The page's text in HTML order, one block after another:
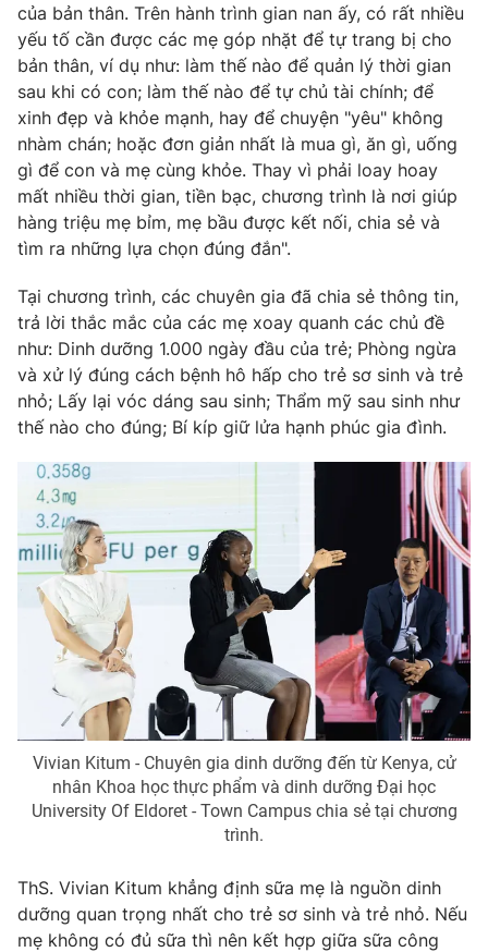
Emagazine Podcast
Photo Infographic
Video Shorts video
VTV Money VTV Thể thao
Thị trường 24h Tấm lòng Việt
VTV4 Vươn mình bằng AI
VTV9 VTV8
Liên hệ tòa soạn English
THỜI BÁO VTV
Theo dõi báo trên
Cơ quan chủ quản:Đài Truyền hình Việt Nam
Cơ quan báo chí:Thời báo VTV
Giấy phép hoạt động báo in và báo điện tử số 483/GP-BTTTT
Tổng Biên tập:Vũ Thanh Thủy
Phó Tổng Biên tập:Nguyễn Thị Mỹ Hạnh, Phạm Quốc Thắng,
Nguyễn Trọng Ninh
của bản thân. Trên hành trình gian nan ấy, có rất nhiều
yếu tố cần được các mẹ góp nhặt để tự trang bị cho
bản thân, ví dụ như: làm thế nào để quản lý thời gian
sau khi có con; làm thế nào để tự chủ tài chính; để
xinh đẹp và khỏe mạnh, hay để chuyện "yêu" không
nhàm chán; hoặc đơn giản nhất là mua gì, ăn gì, uống
gì để con và mẹ cùng khỏe. Thay vì phải loay hoay
mất nhiều thời gian, tiền bạc, chương trình là nơi giúp
hàng triệu mẹ bỉm, mẹ bầu được kết nối, chia sẻ và
tìm ra những lựa chọn đúng đắn".
Tại chương trình, các chuyên gia đã chia sẻ thông tin,
trả lời thắc mắc của các mẹ xoay quanh các chủ đề
như: Dinh dưỡng 1.000 ngày đầu của trẻ; Phòng ngừa
và xử lý đúng cách bệnh hô hấp cho trẻ sơ sinh và trẻ
nhỏ; Lấy lại vóc dáng sau sinh; Thẩm mỹ sau sinh như
thế nào cho đúng; Bí kíp giữ lửa hạnh phúc gia đình.
Vivian Kitum - Chuyên gia dinh dưỡng đến từ Kenya, cử
nhân Khoa học thực phẩm và dinh dưỡng Đại học
University Of Eldoret - Town Campus chia sẻ tại chương
trình.
ThS. Vivian Kitum khẳng định sữa mẹ là nguồn dinh
dưỡng quan trọng nhất cho trẻ sơ sinh và trẻ nhỏ. Nếu
mẹ không có đủ sữa thì nên kết hợp giữa sữa công